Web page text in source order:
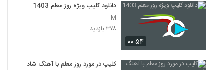
۰۰:۵۴
دانلود کلیپ ویژه روز معلم 1403
M
۳۷۸ بازدید
کلیپ در مورد روز معلم با آهنگ شاد